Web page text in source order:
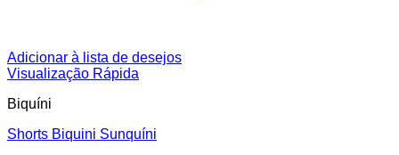
Adicionar à lista de desejos
Visualização Rápida
Biquíni
Shorts Biquini Sunquíni